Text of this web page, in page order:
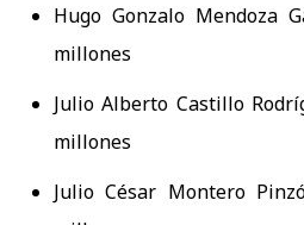
Hugo Gonzalo Mendoza
millones
Julio Alberto Castillo
millones
Julio César Montero